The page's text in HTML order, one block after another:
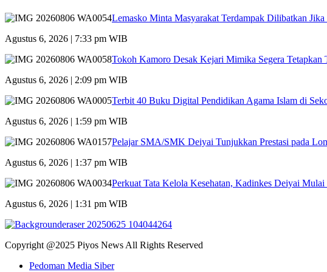
Lemasko Minta Masyarakat Terdampak Dilibatkan
Agustus 6, 2026 | 7:33 pm WIB
Tokoh Kamoro Desak Kejari Mimika Segera
Agustus 6, 2026 | 2:09 pm WIB
Terbit 40 Buku Digital Pendidikan Agama Islam di
Agustus 6, 2026 | 1:59 pm WIB
Pelajar SMA/SMK Deiyai Tunjukkan Prestasi pada
Agustus 6, 2026 | 1:37 pm WIB
Perkuat Tata Kelola Kesehatan, Kadinkes Deiyai
Agustus 6, 2026 | 1:31 pm WIB
Copyright @2025 Piyos News All Rights Reserved
Pedoman Media Siber